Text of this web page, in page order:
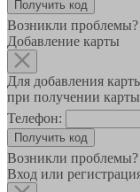
Возникли проблемы?
Добавление карты
Для добавления
при получении карты
Телефон:
Возникли проблемы?
Вход или